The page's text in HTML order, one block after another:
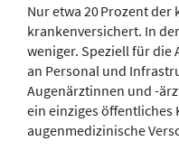
Nur etwa 20 Prozent
krankenversichert. In
weniger. Speziell für die
an Personal und
Augenärztinnen und -
ein einziges öffentliches
augenmedizinische